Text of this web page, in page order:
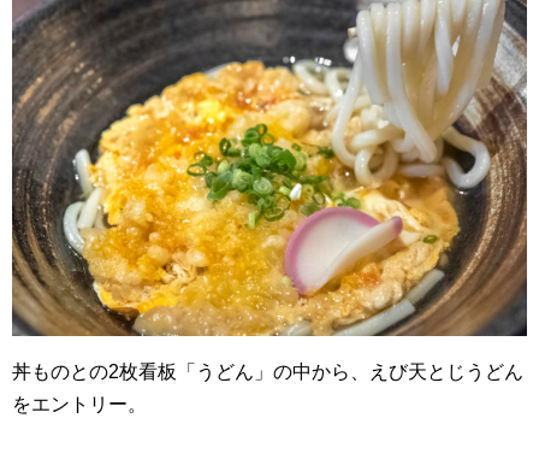
丼ものとの2枚看板「うどん」の中から、えび天とじうどん
をエントリー。